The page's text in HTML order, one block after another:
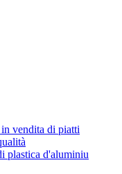
plastica d'aluminiu